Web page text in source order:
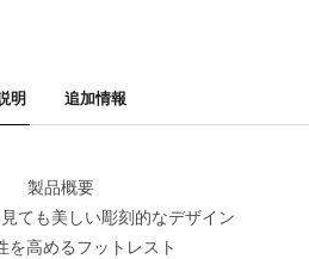
明 追加情報
製品概要
ても美しい彫刻的なデザイン
を高めるフットレスト